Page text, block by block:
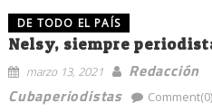
DE TODO EL PAÍS
Nelsy, siempre
marzo 13, 2021
Redacción
Cubaperiodistas
Comment(0)